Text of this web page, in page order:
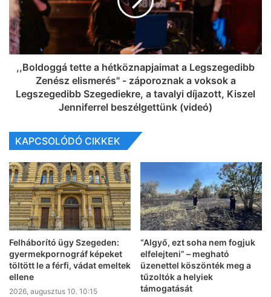
,,Boldoggá tette a hétköznapjaimat a Legszegedibb
Zenész elismerés" - záporoznak a voksok a
Legszegedibb Szegediekre, a tavalyi díjazott, Kiszel
Jenniferrel beszélgettünk (videó)
KAPCSOLÓDÓ CIKKEK
Felháborító ügy Szegeden:
gyermekpornográf képeket
töltött le a férfi, vádat emeltek
ellene
2026, augusztus 10. 10:15
“Algyő, ezt soha nem fogjuk
elfelejteni” – megható
üzenettel köszönték meg a
tűzoltók a helyiek
támogatását